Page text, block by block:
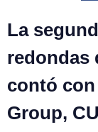
La
redondas
contó
Group,